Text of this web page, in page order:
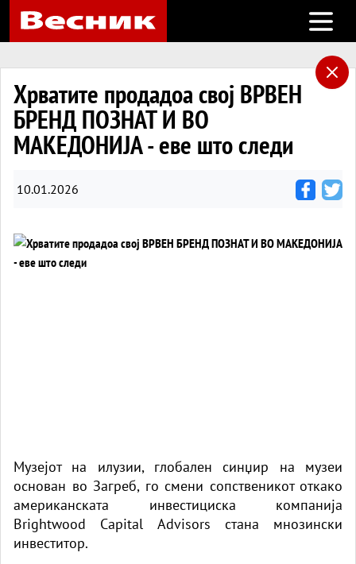
Open
Хрватите продадоа свој ВРВЕН
БРЕНД ПОЗНАТ И ВО
МАКЕДОНИЈА - еве што следи
10.01.2026
Музејот на илузии, глобален синџир на музеи
основан во Загреб, го смени сопственикот откако
американската инвестициска компанија
Brightwood Capital Advisors стана мнозински
инвеститор.